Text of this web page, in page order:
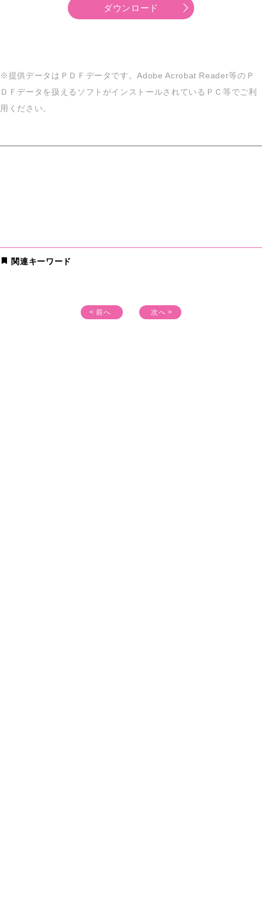
ダウンロード
※提供データはＰＤＦデータです。Adobe Acrobat Reader等のＰ
ＤＦデータを扱えるソフトがインストールされているＰＣ等でご利
用ください。
関連キーワード
< 前へ 次へ >